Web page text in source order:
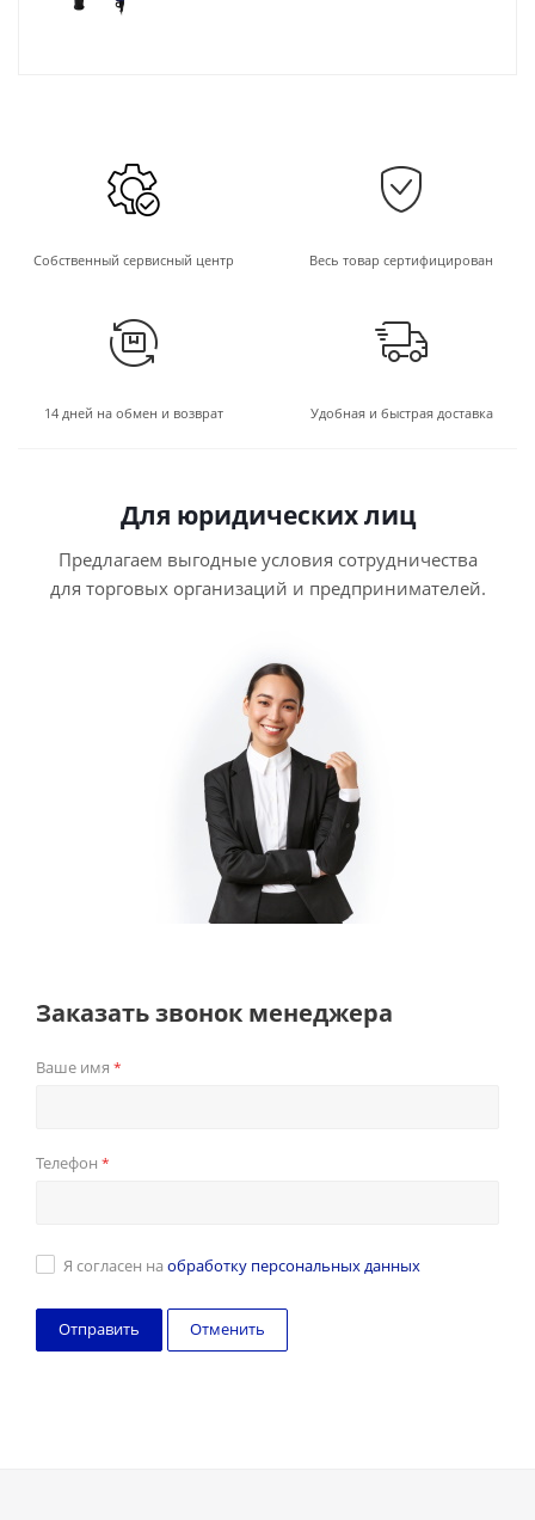
Собственный сервисный центр Весь товар сертифицирован
14 дней на обмен и возврат Удобная и быстрая доставка
Для юридических лиц
Предлагаем выгодные условия сотрудничества
для торговых организаций и предпринимателей.
Заказать звонок менеджера
Ваше имя *
Телефон *
Я согласен на обработку персональных данных
Отменить